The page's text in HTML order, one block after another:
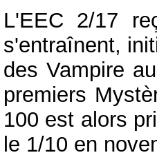
L'EEC 2/17
s'entraînent,
des Vampire
premiers
100 est alors
le 1/10 en